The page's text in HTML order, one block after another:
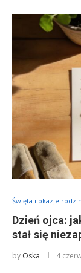
Święta i okazje
Dzień ojca:
stał się
by Oska 4